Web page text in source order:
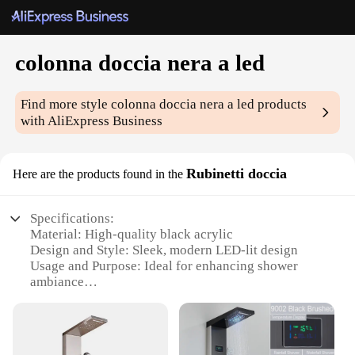
colonna doccia nera a led
Find more stylecolonna doccia nera a led products
with AliExpress Business
Here are the products found in the Rubinetti doccia
Specifications:
Material: High-quality black acrylic
Design and Style: Sleek, modern LED-lit design
Usage and Purpose: Ideal for enhancing shower
ambiance
Parts and Accessories: Includes all necessary